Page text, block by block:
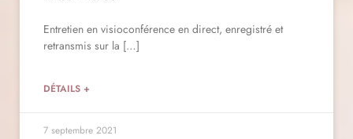
Entretien en visioconférence en direct, enregistré et
retransmis sur la […]
DÉTAILS +
7 septembre 2021